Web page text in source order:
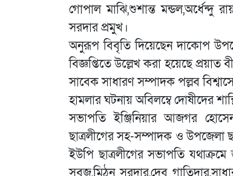
গোপাল মাঝি,শুশান্ত মন্ডল,অর্ধেন্দু
সরদার প্রমুখ।
অনুরূপ বিবৃতি দিয়েছেন দাকোপ
বিজ্ঞপ্তিতে উল্লেখ করা হয়েছে প্রয়াত
সাবেক সাধারণ সম্পাদক পল্লব
হামলার ঘটনায় অবিলম্বে দোষীদের
সভাপতি ইঞ্জিনিয়ার আজগর
ছাত্রলীগের সহ-সম্পাদক ও উপজেলা
ইউপি ছাত্রলীগের সভাপতি
সবুজ,মিঠুন সরদার,দেবু